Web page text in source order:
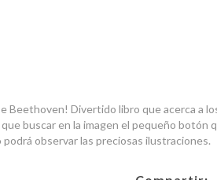
Beethoven! Divertido libro que acerca a
buscar en la imagen el pequeño botón
observar las preciosas ilustraciones.